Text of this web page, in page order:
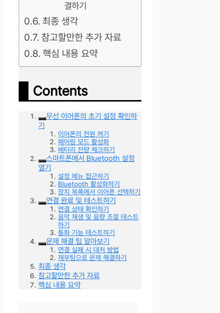
결하기
최종 생각
참고할만한 추가 자료
핵심 내용 요약
Contents
무선 이어폰의 초기 설정 확인하
기
이어폰의 전원 켜기
페어링 모드 활성화
배터리 잔량 체크하기
스마트폰에서 Bluetooth 설정
열기
설정 메뉴 접근하기
Bluetooth 활성화하기
장치 목록에서 이어폰 선택하기
연결 완료 및 테스트하기
연결 상태 확인하기
음악 재생 및 음량 조절 테스트
하기
통화 기능 테스트하기
문제 해결 팁 알아보기
연결 실패 시 대처 방법
재부팅으로 문제 해결하기
최종 생각
참고할만한 추가 자료
핵심 내용 요약